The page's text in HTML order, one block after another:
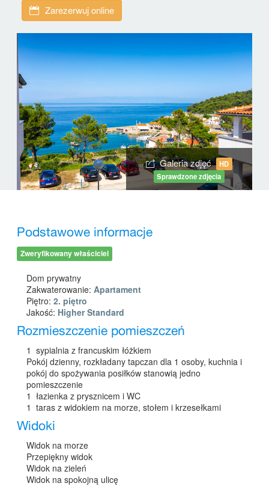
Zarezerwuj online
Galeria zdjęć HD
Sprawdzone zdjęcia
Podstawowe informacje
Zweryfikowany właściciel
Dom prywatny
Zakwaterowanie: Apartament
Piętro: 2. piętro
Jakość: Higher Standard
Rozmieszczenie pomieszczeń
1 sypialnia z francuskim łóżkiem
Pokój dzienny, rozkładany tapczan dla 1 osoby, kuchnia i
pokój do spożywania posiłków stanowią jedno
pomieszczenie
1 łazienka z prysznicem i WC
1 taras z widokiem na morze, stołem i krzesełkami
Widoki
Widok na morze
Przepiękny widok
Widok na zieleń
Widok na spokojną ulicę